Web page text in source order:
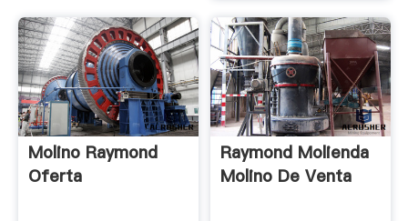
Molino Raymond
Oferta
Raymond Molienda
Molino De Venta